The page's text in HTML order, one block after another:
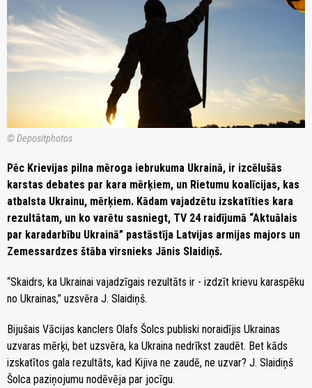
© Depositphotos
Pēc Krievijas pilna mēroga iebrukuma Ukrainā, ir izcēlušās
karstas debates par kara mērķiem, un Rietumu koalīcijas, kas
atbalsta Ukrainu, mērķiem. Kādam vajadzētu izskatīties kara
rezultātam, un ko varētu sasniegt, TV 24 raidījumā “Aktuālais
par karadarbību Ukrainā” pastāstīja Latvijas armijas majors un
Zemessardzes štāba virsnieks Jānis Slaidiņš.
“Skaidrs, ka Ukrainai vajadzīgais rezultāts ir - izdzīt krievu karaspēku
no Ukrainas,” uzsvēra J. Slaidiņš.
Bijušais Vācijas kanclers Olafs Šolcs publiski noraidījis Ukrainas
uzvaras mērķi, bet uzsvēra, ka Ukraina nedrīkst zaudēt. Bet kāds
izskatītos gala rezultāts, kad Kijiva ne zaudē, ne uzvar? J. Slaidiņš
Šolca paziņojumu nodēvēja par jocīgu.